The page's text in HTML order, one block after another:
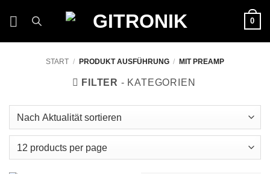
0
START / PRODUKT AUSFÜHRUNG / MIT PREAMP
FILTER